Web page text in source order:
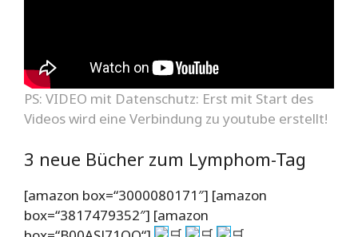
PS: VIDEO mit Datenschutz: Erst mit Start des
Videos wird eine Verbindung zu youtube erstellt!
3 neue Bücher zum Lymphom-Tag
[amazon box=“3000080171″] [amazon
box=“3817479352″] [amazon